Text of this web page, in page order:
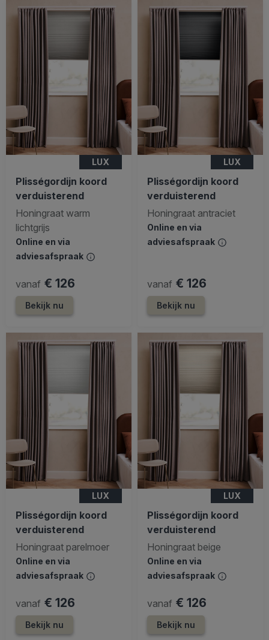
LUX
Plisségordijn koord
verduisterend
Honingraat warm
lichtgrijs
Online en via
adviesafspraak
vanaf € 126
Bekijk nu
LUX
Plisségordijn koord
verduisterend
Honingraat antraciet
Online en via
adviesafspraak
vanaf € 126
Bekijk nu
LUX
Plisségordijn koord
verduisterend
Honingraat parelmoer
Online en via
adviesafspraak
vanaf € 126
Bekijk nu
LUX
Plisségordijn koord
verduisterend
Honingraat beige
Online en via
adviesafspraak
vanaf € 126
Bekijk nu